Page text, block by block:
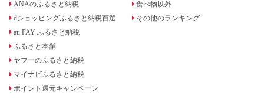
ANAのふるさと納税
dショッピングふるさと納税百選
au PAY ふるさと納税
ふるさと本舗
ヤフーのふるさと納税
マイナビふるさと納税
ポイント還元キャンペーン
食べ物以外
その他のランキング